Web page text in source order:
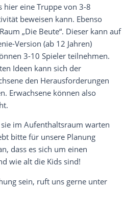
hier eine Truppe von 3-8
beweisen kann. Ebenso
„Die Beute“. Dieser kann auf
Version (ab 12 Jahren)
3-10 Spieler teilnehmen.
Ideen kann sich der
den Herausforderungen
Erwachsene können also
im Aufenthaltsraum warten
bitte für unsere Planung
dass es sich um einen
wie alt die Kids sind!
sein, ruft uns gerne unter